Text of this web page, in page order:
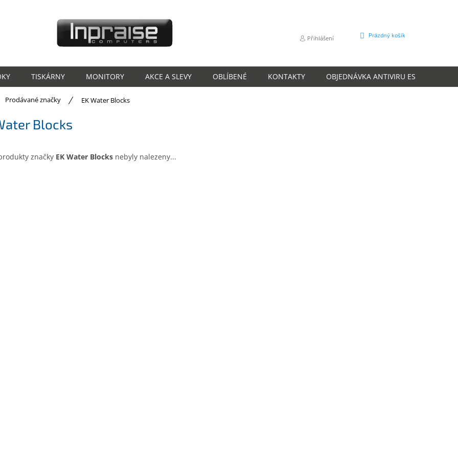
Přihlášení
NÁKUPNÍ
Prázdný košík
TISKÁRNY MONITORY AKCE A SLEVY OBLÍBENÉ KONTAKTY OBJEDNÁVKA ANTIVIRU ESET
Prodávané značky EK Water Blocks
Blocks
značky EK Water Blocks nebyly nalezeny...